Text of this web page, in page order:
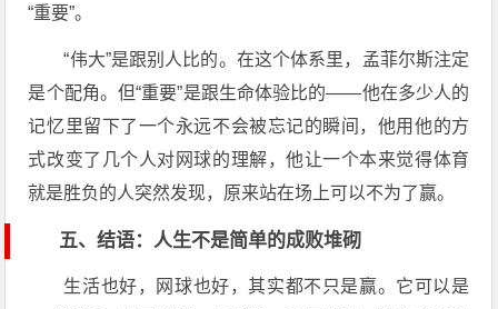
“重要”。
“伟大”是跟别人比的。在这个体系里，孟菲尔斯注定
是个配角。但“重要”是跟生命体验比的——他在多少人的
记忆里留下了一个永远不会被忘记的瞬间，他用他的方
式改变了几个人对网球的理解，他让一个本来觉得体育
就是胜负的人突然发现，原来站在场上可以不为了赢。
五、结语：人生不是简单的成败堆砌
生活也好，网球也好，其实都不只是赢。它可以是